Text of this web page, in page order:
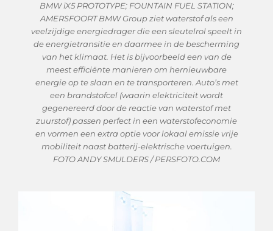
BMW iX5 PROTOTYPE; FOUNTAIN FUEL STATION;
AMERSFOORT BMW Group ziet waterstof als een
veelzijdige energiedrager die een sleutelrol speelt in
de energietransitie en daarmee in de bescherming
van het klimaat. Het is bijvoorbeeld een van de
meest efficiënte manieren om hernieuwbare
energie op te slaan en te transporteren. Auto’s met
een brandstofcel (waarin elektriciteit wordt
gegenereerd door de reactie van waterstof met
zuurstof) passen perfect in een waterstofeconomie
en vormen een extra optie voor lokaal emissie vrije
mobiliteit naast batterij-elektrische voertuigen.
FOTO ANDY SMULDERS / PERSFOTO.COM